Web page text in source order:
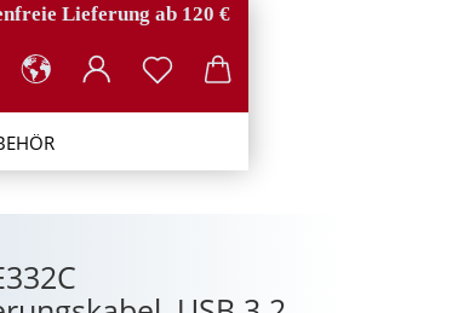
Lieferung ab 120 €